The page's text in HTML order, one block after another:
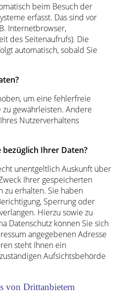
beim Besuch der
erfasst. Das sind vor
Internetbrowser,
des Seitenaufrufs). Die
automatisch, sobald Sie
um eine fehlerfreie
gewährleisten. Andere
Nutzerverhaltens
bezüglich Ihrer Daten?
unentgeltlich Auskunft über
Ihrer gespeicherten
zu erhalten. Sie haben
Sperrung oder
Hierzu sowie zu
Datenschutz können Sie sich
angegebenen Adresse
steht Ihnen ein
Aufsichtsbehörde
von Drittanbietern